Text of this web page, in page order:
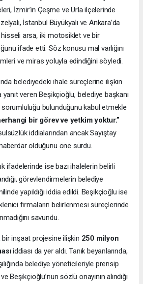
İzmir’in Çeşme ve Urla ilçelerinde
İstanbul Büyükyalı ve Ankara’da
hisseli arsa, iki motosiklet ve bir
ifade etti. Söz konusu mal varlığını
ve miras yoluyla edindiğini söyledi.
belediyedeki ihale süreçlerine ilişkin
veren Beşikçioğlu, belediye başkanı
bulunduğunu kabul etmekle
bir görev ve yetkim yoktur.”
iddialarından ancak Sayıştay
olduğunu öne sürdü.
ifadelerinde ise bazı ihalelerin belirli
görevlendirmelerin belediye
yapıldığı iddia edildi. Beşikçioğlu ise
firmaların belirlenmesi süreçlerinde
savundu.
inşaat projesine ilişkin 250 milyon
iddiası da yer aldı. Tanık beyanlarında,
belediye yöneticileriyle prensip
Beşikçioğlu’nun sözlü onayının alındığı